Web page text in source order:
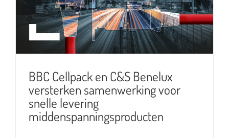
snelle levering
middenspanningsproducten
BBC Cellpack en C&S Benelux
versterken samenwerking voor
snelle levering
middenspanningsproducten